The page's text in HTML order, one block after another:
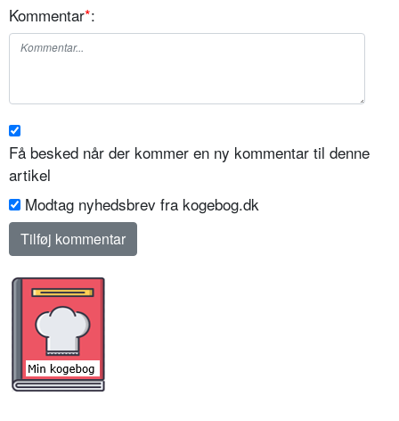
Kommentar*:
Få besked når der kommer en ny kommentar til denne
artikel
Modtag nyhedsbrev fra kogebog.dk